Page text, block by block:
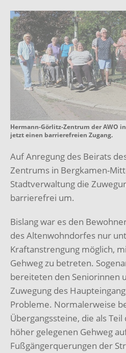
Hermann-Görlitz-Zentrum der AWO
jetzt einen barrierefreien Zugang.
Auf Anregung des Beirats
Zentrums in Bergkamen-
Stadtverwaltung die
barrierefrei um.
Bislang war es den
des Altenwohndorfes nur
Kraftanstrengung möglich,
Gehweg zu betreten.
bereiteten den Seniorinnen
Zuwegung des
Probleme. Normalerweise
Übergangssteine, die als
höher gelegenen Gehweg
Fußgängerquerungen der